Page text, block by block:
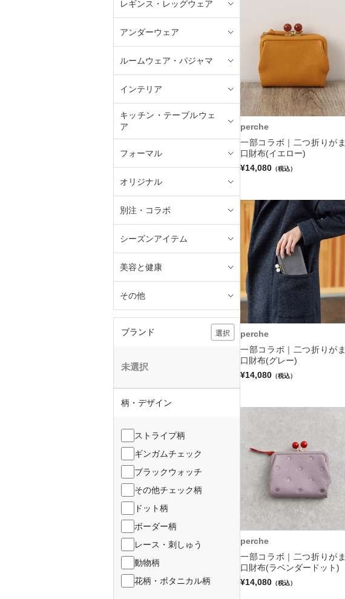
レギンス・レッグウェア
アンダーウェア
ルームウェア・パジャマ
インテリア
キッチン・テーブルウェ
ア
フォーマル
オリジナル
別注・コラボ
シーズンアイテム
美容と健康
その他
ブランド 選択
未選択
柄・デザイン
ストライプ柄
ギンガムチェック
ブラックウォッチ
その他チェック柄
ドット柄
ボーダー柄
レース・刺しゅう
動物柄
花柄・ボタニカル柄
perche
一部コラボ｜二つ折りがま
口財布(イエロー)
¥14,080 （税込）
perche
一部コラボ｜二つ折りがま
口財布(グレー)
¥14,080 （税込）
perche
一部コラボ｜二つ折りがま
口財布(ラベンダードット)
¥14,080 （税込）